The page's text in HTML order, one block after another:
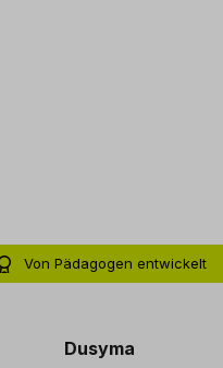
Von Pädagogen entwickelt
Dusyma